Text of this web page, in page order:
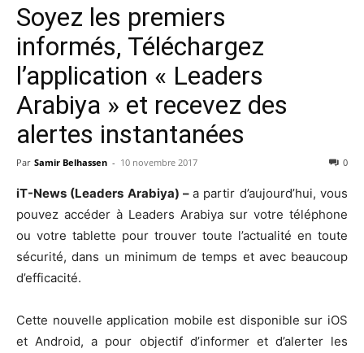
Soyez les premiers
informés, Téléchargez
l’application « Leaders
Arabiya » et recevez des
alertes instantanées
Par Samir Belhassen - 10 novembre 2017 0
iT-News (Leaders Arabiya) –a partir d’aujourd’hui, vous
pouvez accéder à Leaders Arabiya sur votre téléphone
ou votre tablette pour trouver toute l’actualité en toute
sécurité, dans un minimum de temps et avec beaucoup
d’efficacité.
Cette nouvelle application mobile est disponible sur iOS
et Android, a pour objectif d’informer et d’alerter les